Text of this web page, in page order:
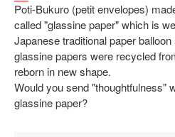
Poti-Bukuro (petit envelopes)
called "glassine paper" which is
Japanese traditional paper
glassine papers were recycled
reborn in new shape.
Would you send "thoughtfulness"
glassine paper?